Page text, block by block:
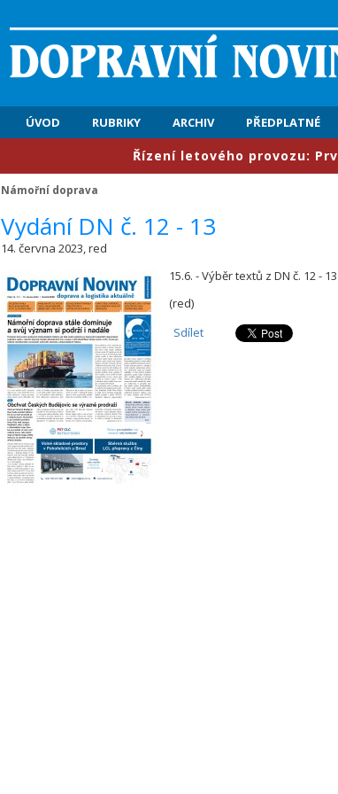
ÚVOD RUBRIKY ARCHIV PŘEDPLATNÉ
​Řízení letového provozu: První
Námořní doprava
Vydání DN č. 12 - 13
14. června 2023, red
15.6. - Výběr textů z DN č. 12 -
(red)
Sdílet